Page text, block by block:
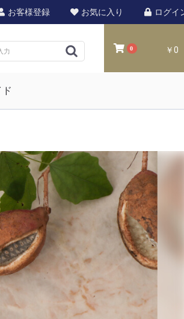
お客様登録 お気に入り ログイ
0 ￥0